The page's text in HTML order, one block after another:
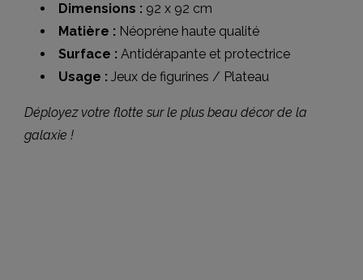
Dimensions : 92 x 92 cm
Matière : Néoprène haute qualité
Surface : Antidérapante et protectrice
Usage : Jeux de figurines / Plateau
Déployez votre flotte sur le plus beau décor de la
galaxie !